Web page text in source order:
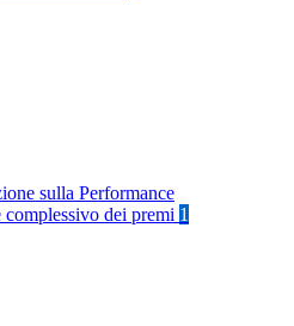
sulla Performance
complessivo dei premi 1